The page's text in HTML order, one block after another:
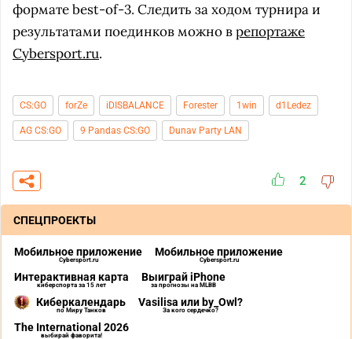
формате best-of-3. Следить за ходом турнира и
результатами поединков можно врепортаже
Cybersport.ru.
CS:GO forZe iDISBALANCE Forester 1win d1Ledez
AG CS:GO 9 Pandas CS:GO Dunav Party LAN
2
СПЕЦПРОЕКТЫ
Мобильное приложение
Cybersport.ru
Мобильное приложение
Cybersport.ru
Интерактивная карта
киберспорта за 15 лет
Выиграй iPhone
за прогнозы на MLBB
Киберкалендарь
по Миру Танков
Vasilisa или by_Owl?
За кого сердечко?
The International 2026
выбирай фаворита!